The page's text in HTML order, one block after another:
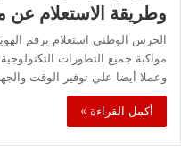
وطريقة الاستعلام عن
الحرس الوطني استعلام برقم
مواكبة جميع التطورات
وعملا أيضا علي توفير الوقت
أكمل القراءة »